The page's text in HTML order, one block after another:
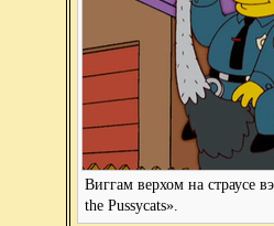
Виггам верхом на страусе
the Pussycats».